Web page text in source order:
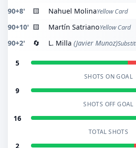
90+8' 🟨 Nahuel MolinaYellow Card
90+10' 🟨 Martín SatrianoYellow Card
90+2' 🔄 L. Milla (Javier Munoz)
5
SHOTS ON GOAL
9
SHOTS OFF GOAL
16
TOTAL SHOTS
2